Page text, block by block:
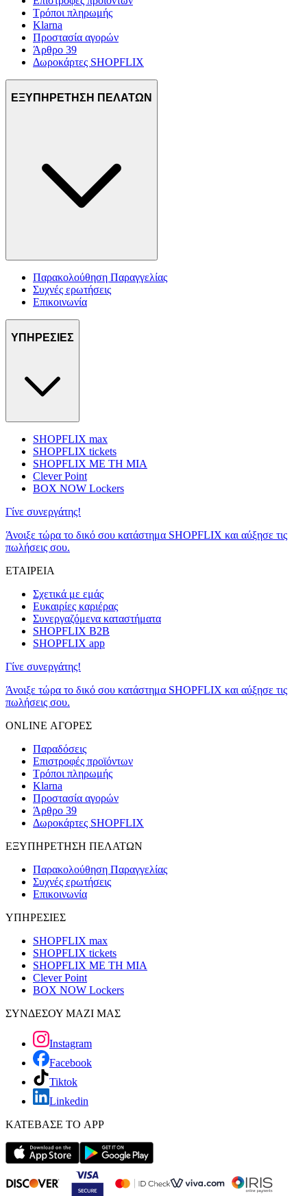
Τρόποι πληρωμής
Klarna
Προστασία αγορών
Άρθρο 39
Δωροκάρτες SHOPFLIX
ΕΞΥΠΗΡΕΤΗΣΗ ΠΕΛΑΤΩΝ
Παρακολούθηση Παραγγελίας
Συχνές ερωτήσεις
Επικοινωνία
ΥΠΗΡΕΣΙΕΣ
SHOPFLIX max
SHOPFLIX tickets
SHOPFLIX ΜΕ ΤΗ ΜΙΑ
Clever Point
BOX NOW Lockers
Γίνε συνεργάτης!
Άνοιξε τώρα το δικό σου κατάστημα SHOPFLIX και αύξησε τις
πωλήσεις σου.
ΕΤΑΙΡΕΙΑ
Σχετικά με εμάς
Ευκαιρίες καριέρας
Συνεργαζόμενα καταστήματα
SHOPFLIX B2B
SHOPFLIX app
Γίνε συνεργάτης!
Άνοιξε τώρα το δικό σου κατάστημα SHOPFLIX και αύξησε τις
πωλήσεις σου.
ONLINE ΑΓΟΡΕΣ
Παραδόσεις
Επιστροφές προϊόντων
Τρόποι πληρωμής
Klarna
Προστασία αγορών
Άρθρο 39
Δωροκάρτες SHOPFLIX
ΕΞΥΠΗΡΕΤΗΣΗ ΠΕΛΑΤΩΝ
Παρακολούθηση Παραγγελίας
Συχνές ερωτήσεις
Επικοινωνία
ΥΠΗΡΕΣΙΕΣ
SHOPFLIX max
SHOPFLIX tickets
SHOPFLIX ΜΕ ΤΗ ΜΙΑ
Clever Point
BOX NOW Lockers
ΣΥΝΔΕΣΟΥ ΜΑΖΙ ΜΑΣ
Instagram
Facebook
Tiktok
Linkedin
ΚΑΤΕΒΑΣΕ ΤΟ APP